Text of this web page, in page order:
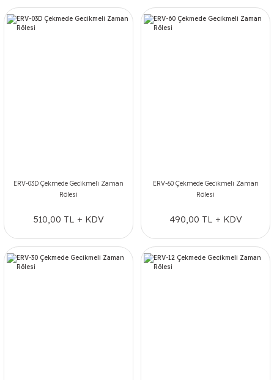
ERV-03D Çekmede Gecikmeli Zaman
Rölesi
510,00 TL + KDV
ERV-60 Çekmede Gecikmeli Zaman
Rölesi
490,00 TL + KDV